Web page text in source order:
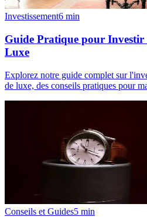
Investissement6 min
Guide Pratique pour Investir
Luxe
Explorez notre guide complet sur
de luxe, des conseils pratiques pour
Conseils et Guides5 min